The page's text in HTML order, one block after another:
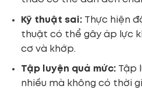
Kỹ thuật sai:Thực hiện
thuật có thể gây áp lực
cơ và khớp.
Tập luyện quá mức:Tập
nhiều mà không có thời